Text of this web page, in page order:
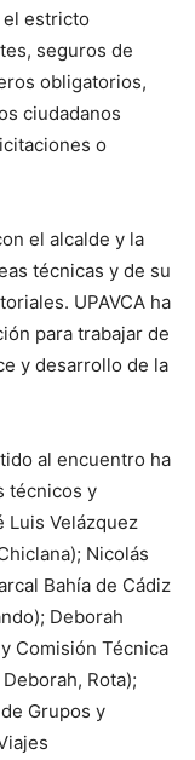
estricto
seguros de
obligatorios,
ciudadanos
o
el alcalde y la
técnicas y de su
UPAVCA ha
para trabajar de
y desarrollo de la
al encuentro ha
técnicos y
Luis Velázquez
Nicolás
Bahía de Cádiz
Deborah
Comisión Técnica
Rota);
Grupos y